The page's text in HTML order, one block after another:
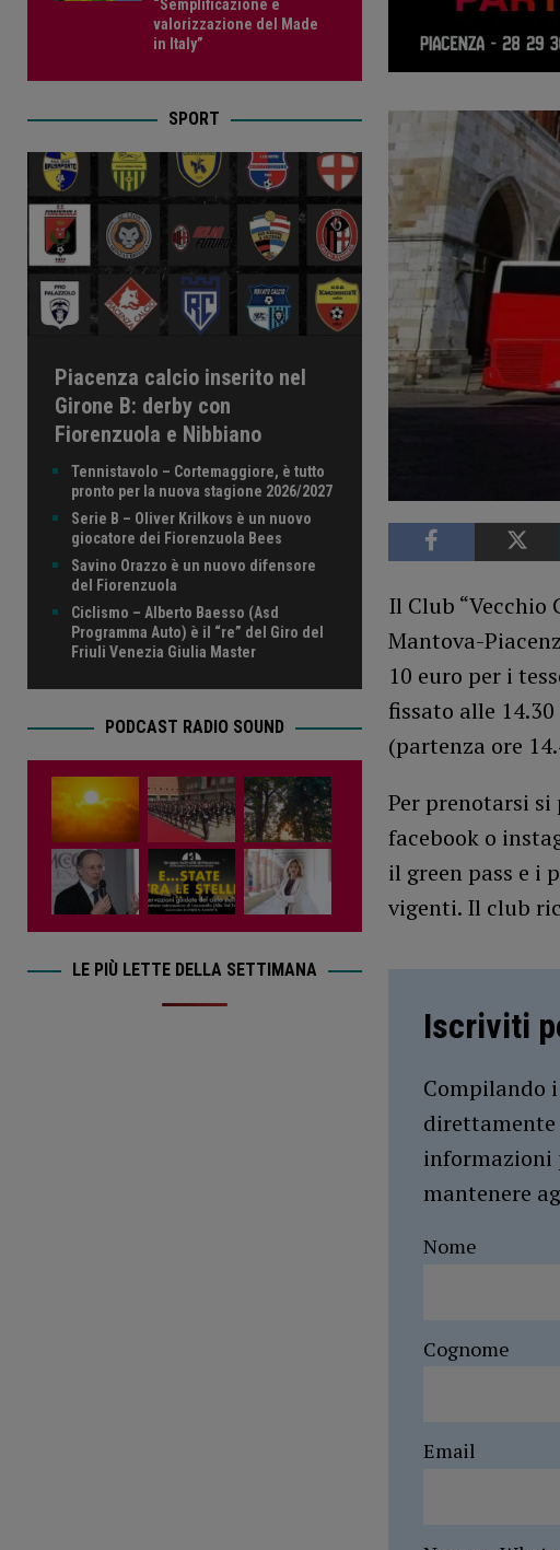
Il Club “Vecchio
Mantova-
10 euro per i
fissato alle
(partenza ore
Per prenotarsi si
facebook o
il green pass e i
vigenti. Il club
Iscriviti
Compilando
direttamente
informazioni
mantenere
Nome
Cognome
Email
“Semplificazione e
valorizzazione del Made
in Italy”
SPORT
Piacenza calcio inserito nel
Girone B: derby con
Fiorenzuola e Nibbiano
Tennistavolo – Cortemaggiore, è tutto
pronto per la nuova stagione 2026/2027
Serie B – Oliver Krilkovs è un nuovo
giocatore dei Fiorenzuola Bees
Savino Orazzo è un nuovo difensore
del Fiorenzuola
Ciclismo – Alberto Baesso (Asd
Programma Auto) è il “re” del Giro del
Friuli Venezia Giulia Master
PODCAST RADIO SOUND
LE PIÙ LETTE DELLA SETTIMANA